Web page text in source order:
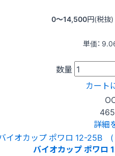
0〜14,500円(税抜)
単価：
数量
カート
詳細
バイオカップ ポワ